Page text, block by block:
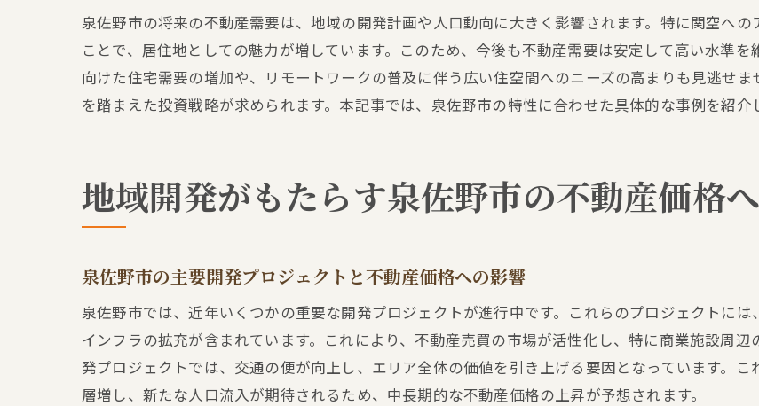
過去の価格動向から見る泉佐野市の今後の市場
泉佐野市における不動産価格安定化の要因
泉佐野市の不動産市場で注目するべき最新トレンド
リモートワーク普及が不動産市場に及ぼす変化
最新の不動産テクノロジーの導入事例
実際の売買経験に基づく泉佐野市の不動産市場の未来
実際の売買事例から見る泉佐野市の不動産市場の
長期的な視点から考える泉佐野市不動産投資のメ
泉佐野市の将来の不動産需要は、地域の開発計画や人口動向に大きく影響されます。特に関空へ
ことで、居住地としての魅力が増しています。このため、今後も不動産需要は安定して高い水準
向けた住宅需要の増加や、リモートワークの普及に伴う広い住空間へのニーズの高まりも見逃せ
を踏まえた投資戦略が求められます。本記事では、泉佐野市の特性に合わせた具体的な事例を紹介
地域開発がもたらす泉佐野市の不動産価格
泉佐野市の主要開発プロジェクトと不動産価格への影響
泉佐野市では、近年いくつかの重要な開発プロジェクトが進行中です。これらのプロジェクトに
インフラの拡充が含まれています。これにより、不動産売買の市場が活性化し、特に商業施設周
発プロジェクトでは、交通の便が向上し、エリア全体の価値を引き上げる要因となっています。
層増し、新たな人口流入が期待されるため、中長期的な不動産価格の上昇が予想されます。